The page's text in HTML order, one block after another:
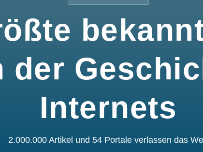
der
Internets
2.000.000 Artikel und 54 Portale verlassen das